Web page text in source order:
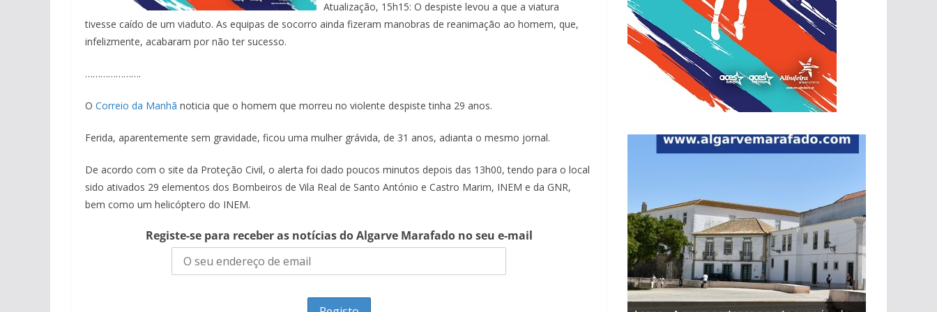
Atualização, 15h15: O despiste levou a que a viatura
tivesse caído de um viaduto. As equipas de socorro ainda fizeram manobras de reanimação ao homem, que,
infelizmente, acabaram por não ter sucesso.
………………….
O Correio da Manhã noticia que o homem que morreu no violente despiste tinha 29 anos.
Ferida, aparentemente sem gravidade, ficou uma mulher grávida, de 31 anos, adianta o mesmo jornal.
De acordo com o site da Proteção Civil, o alerta foi dado poucos minutos depois das 13h00, tendo para o local
sido ativados 29 elementos dos Bombeiros de Vila Real de Santo António e Castro Marim, INEM e da GNR,
bem como um helicóptero do INEM.
Registe-se para receber as notícias do Algarve Marafado no seu e-mail